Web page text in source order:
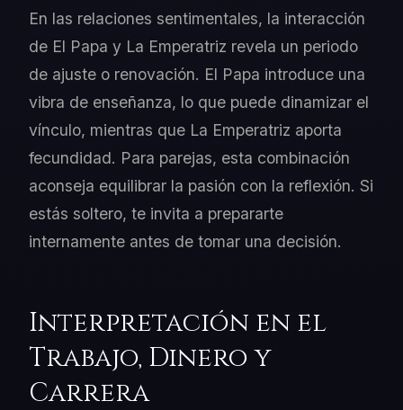
En las relaciones sentimentales, la interacción
de El Papa y La Emperatriz revela un periodo
de ajuste o renovación. El Papa introduce una
vibra de enseñanza, lo que puede dinamizar el
vínculo, mientras que La Emperatriz aporta
fecundidad. Para parejas, esta combinación
aconseja equilibrar la pasión con la reflexión. Si
estás soltero, te invita a prepararte
internamente antes de tomar una decisión.
Interpretación en el
Trabajo, Dinero y
Carrera